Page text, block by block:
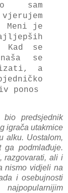
sam
Meni je
Kad se
se
a
ponos
predsjednik
igrača utakmice
alku. Uostalom,
podmlađuje.
razgovarati, ali i
nismo vidjeli na
i osebujnosti